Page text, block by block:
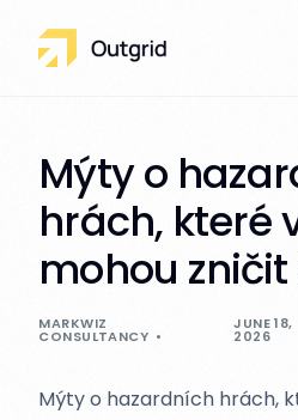
Mýty o
hrách, které
mohou
MARKWIZ
CONSULTANCY
JUNE 18,
2026
Mýty o hazardních hrách,
Our Services